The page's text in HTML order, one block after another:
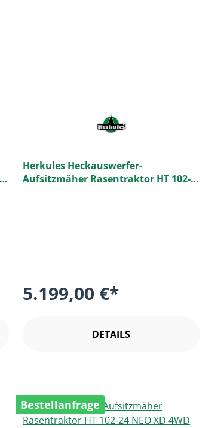
Herkules Heckauswerfer-
Aufsitzmäher Rasentraktor HT 102-
5.199,00 €*
DETAILS
Bestellanfrage